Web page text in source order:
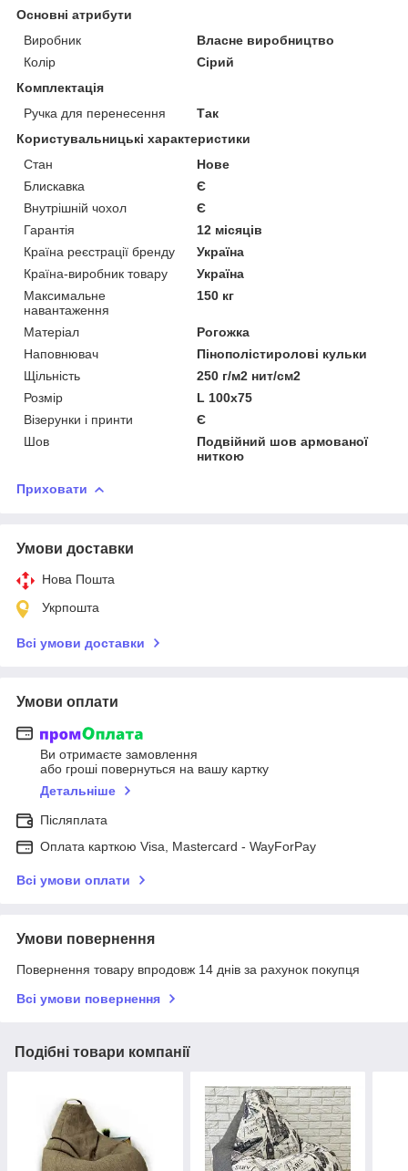
Основні атрибути
Виробник
Власне виробництво
Колір
Сірий
Комплектація
Ручка для перенесення
Так
Користувальницькі характеристики
Cтан
Нове
Блискавка
Є
Внутрішній чохол
Є
Гарантія
12 місяців
Країна реєстрації бренду
Україна
Країна-виробник товару
Україна
Максимальне
навантаження
150 кг
Матеріал
Рогожка
Наповнювач
Пінополістиролові кульки
Щільність
250 г/м2 нит/см2
Розмір
L 100x75
Візерунки і принти
Є
Шов
Подвійний шов армованої
ниткою
Приховати
Умови доставки
Нова Пошта
Укрпошта
Всі умови доставки
Умови оплати
Ви отримаєте замовлення
або гроші повернуться на вашу картку
Детальніше
Післяплата
Оплата карткою Visa, Mastercard - WayForPay
Всі умови оплати
Умови повернення
Повернення товару впродовж 14 днів за рахунок покупця
Всі умови повернення
Подібні товари компанії